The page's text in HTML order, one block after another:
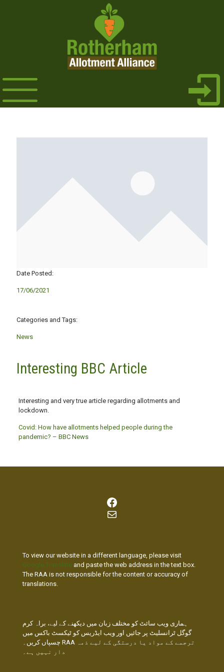
Date Posted:
17/06/2021
Categories and Tags:
News
Interesting BBC Article
Interesting and very true article regarding allotments and
lockdown.
Covid: How have allotments helped people during the
pandemic? – BBC News
Facebook
Mail
To view our website in a different language, please visit
Google Translate and paste the web address in the text box.
The RAA is not responsible for the content or accuracy of
translations.
ہماری ویب سائٹ کو مختلف زبان میں دیکھنے کے لیے، براہ کرم
گوگل ٹرانسلیٹ پر جائیں اور ویب ایڈریس کو ٹیکسٹ باکس میں
چسپاں کریں۔ RAA ترجمے کے مواد یا درستگی کے لیے ذمہ
دار نہیں ہے۔